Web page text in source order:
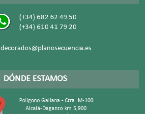
(+34) 682 62 49 50
(+34) 610 41 79 20
decorados@planosecuencia.es
DÓNDE ESTAMOS
Polígono Galiana - Ctra. M-100
Alcalá-Daganzo km 5,900